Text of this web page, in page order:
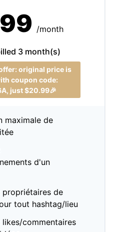
/month
3 month(s)
original price is
coupon code:
just $20.99🎉
maximale de
d'un
propriétaires de
tout hashtag/lieu
likes/commentaires